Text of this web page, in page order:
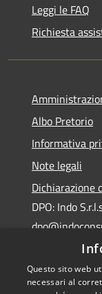
Leggi le FAQ
Richiesta
Albo Pretorio
Informativa
Note legali
Dichiarazione
DPO: Indo
Questo sito web
necessari al